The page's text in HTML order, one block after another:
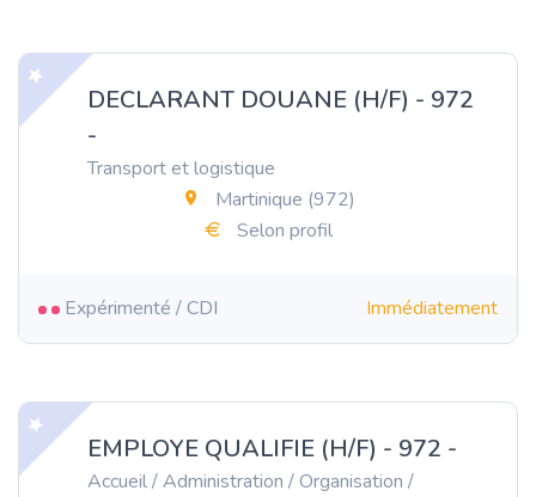
DECLARANT DOUANE (H/F) - 972
-
Transport et logistique
Martinique (972)
Selon profil
Expérimenté / CDI Immédiatement
EMPLOYE QUALIFIE (H/F) - 972 -
Accueil / Administration / Organisation /